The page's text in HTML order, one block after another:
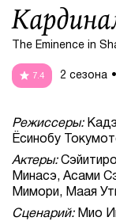
The Eminence in
7.4 2 сезона
Режиссеры:
Ёсинобу
Актеры:
Минасэ, Асами
Мимори, Маая
Сценарий:Мио